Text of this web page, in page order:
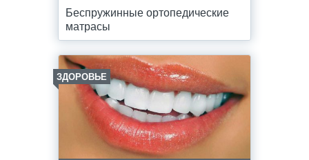
Беспружинные ортопедические
матрасы
ЗДОРОВЬЕ